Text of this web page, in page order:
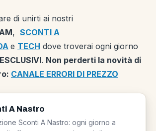
di unirti ai nostri
, SCONTI A
e TECH dove troverai ogni giorno
ESCLUSIVI. Non perderti la novità di
CANALE ERRORI DI PREZZO
A Nastro
Sconti A Nastro: ogni giorno a